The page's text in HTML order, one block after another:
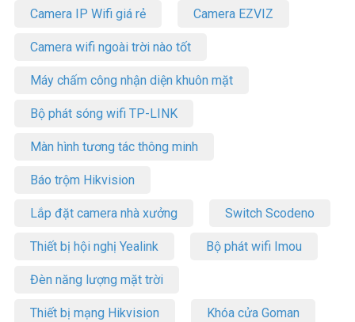
Camera IP Wifi giá rẻ Camera EZVIZ
Camera wifi ngoài trời nào tốt
Máy chấm công nhận diện khuôn mặt
Bộ phát sóng wifi TP-LINK
Màn hình tương tác thông minh
Báo trộm Hikvision
Lắp đặt camera nhà xưởng Switch Scodeno
Thiết bị hội nghị Yealink Bộ phát wifi Imou
Đèn năng lượng mặt trời
Thiết bị mạng Hikvision Khóa cửa Goman